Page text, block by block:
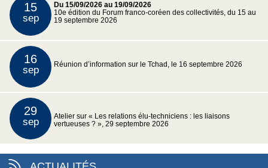
15
sep
Du 15/09/2026 au 19/09/2026
10e édition du Forum franco-coréen des collectivités, du 15 au
19 septembre 2026
16
sep Réunion d’information sur le Tchad, le 16 septembre 2026
29
sep
Atelier sur « Les relations élu-techniciens : les liaisons
vertueuses ? », 29 septembre 2026